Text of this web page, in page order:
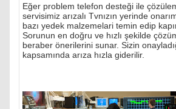
Eğer problem telefon desteği ile
servisimiz arızalı Tvnızın yerinde
bazı yedek malzemelari temin edip
Sorunun en doğru ve hızlı şekilde
beraber önerilerini sunar. Sizin
kapsamında arıza hızla giderilir.